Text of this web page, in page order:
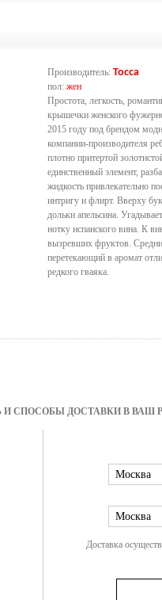
Производитель: Tocca
пол: жен
Простота, легкость,
крышечки женского
2015 году под брендом
компании-производителя
плотно притертой
единственный элемент,
жидкость привлекательно
интригу и флирт. Вверху
дольки апельсина.
нотку испанского вина. К
вызревших фруктов.
перетекающий в аромат
редкого гваяка.
И СПОСОБЫ ДОСТАВКИ В ВАШ
Доставка